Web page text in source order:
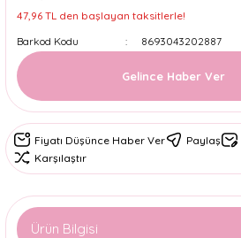
47,96 TL den başlayan taksitlerle!
Barkod Kodu
8693043202887
Gelince Haber Ver
Fiyatı Düşünce Haber Ver Paylaş
Karşılaştır
Ürün Bilgisi